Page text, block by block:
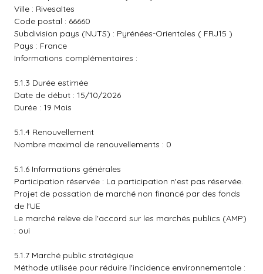
Ville : Rivesaltes
Code postal : 66660
Subdivision pays (NUTS) : Pyrénées-Orientales ( FRJ15 )
Pays : France
Informations complémentaires :
5.1.3 Durée estimée
Date de début : 15/10/2026
Durée : 19 Mois
5.1.4 Renouvellement
Nombre maximal de renouvellements : 0
5.1.6 Informations générales
Participation réservée : La participation n'est pas réservée.
Projet de passation de marché non financé par des fonds
de l'UE
Le marché relève de l'accord sur les marchés publics (AMP)
: oui
5.1.7 Marché public stratégique
Méthode utilisée pour réduire l'incidence environnementale :